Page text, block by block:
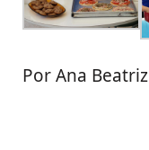
Por Ana Beatriz